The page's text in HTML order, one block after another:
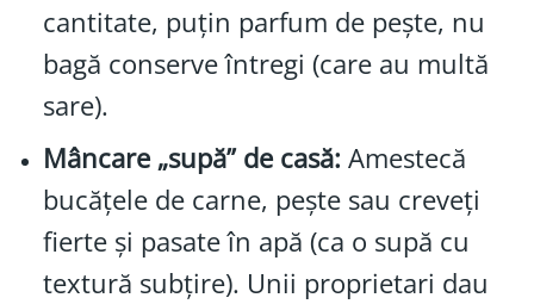
cantitate, puțin parfum de pește, nu
bagă conserve întregi (care au multă
sare).
Mâncare „supă” de casă: Amestecă
bucățele de carne, pește sau creveți
fierte și pasate în apă (ca o supă cu
textură subțire). Unii proprietari dau